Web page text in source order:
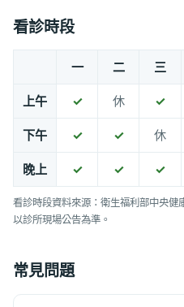
看診時段
一 二 三
上午 ✓ 休 ✓
下午 ✓ ✓ 休
晚上 ✓ ✓ ✓
看診時段資料來源：衛生福利部中央
以診所現場公告為準。
常見問題